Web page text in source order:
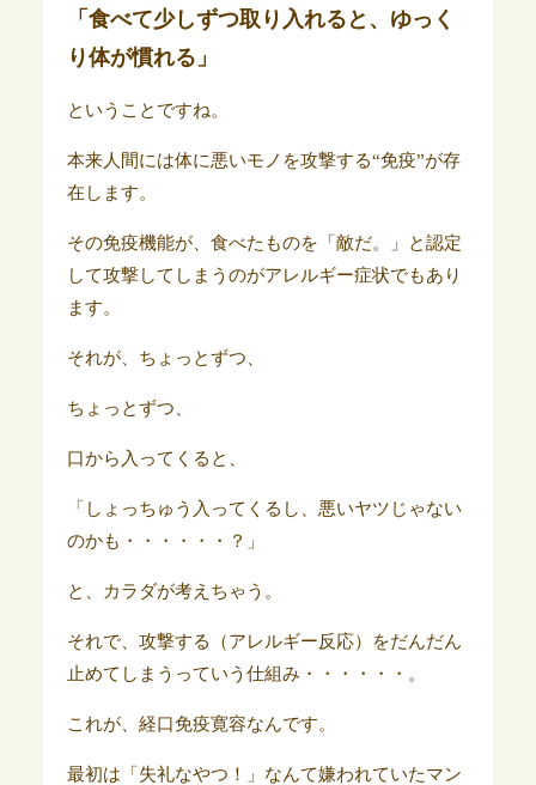
「食べて少しずつ取り入れると、ゆっく
り体が慣れる」
ということですね。
本来人間には体に悪いモノを攻撃する“免疫”が存
在します。
その免疫機能が、食べたものを「敵だ。」と認定
して攻撃してしまうのがアレルギー症状でもあり
ます。
それが、ちょっとずつ、
ちょっとずつ、
口から入ってくると、
「しょっちゅう入ってくるし、悪いヤツじゃない
のかも・・・・・・？」
と、カラダが考えちゃう。
それで、攻撃する（アレルギー反応）をだんだん
止めてしまうっていう仕組み・・・・・・。
これが、経口免疫寛容なんです。
最初は「失礼なやつ！」なんて嫌われていたマン